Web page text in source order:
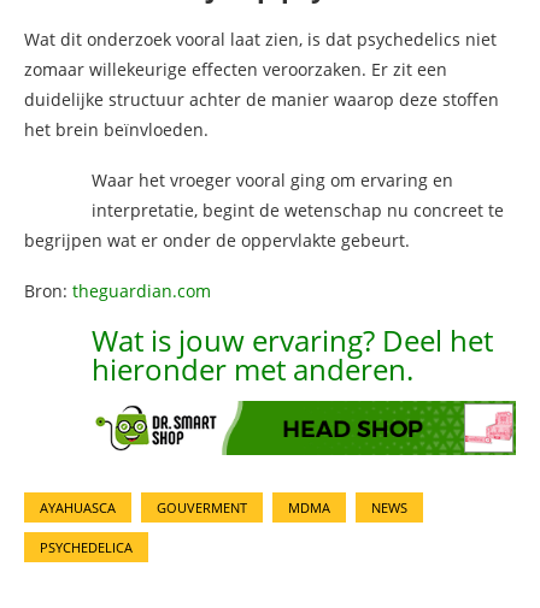
Wat dit onderzoek vooral laat zien, is dat psychedelics niet
zomaar willekeurige effecten veroorzaken. Er zit een
duidelijke structuur achter de manier waarop deze stoffen
het brein beïnvloeden.
Waar het vroeger vooral ging om ervaring en
interpretatie, begint de wetenschap nu concreet te
begrijpen wat er onder de oppervlakte gebeurt.
Bron: theguardian.com
Wat is jouw ervaring? Deel het
hieronder met anderen.
AYAHUASCA GOUVERMENT MDMA NEWS
PSYCHEDELICA